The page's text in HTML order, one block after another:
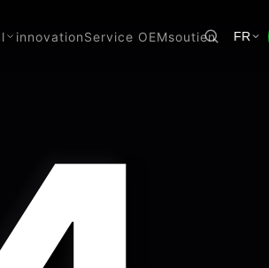
innovationService OEMsoutien FR